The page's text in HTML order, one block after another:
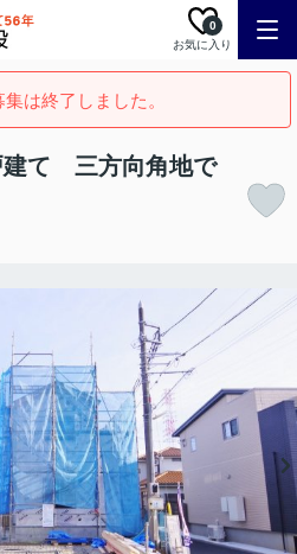
お気に入り
0
は終了しました。
建て 三方向角地で